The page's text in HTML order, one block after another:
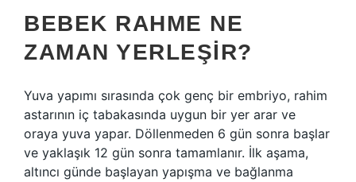
BEBEK RAHME NE
ZAMAN YERLEŞIR?
Yuva yapımı sırasında çok genç bir embriyo, rahim
astarının iç tabakasında uygun bir yer arar ve
oraya yuva yapar. Döllenmeden 6 gün sonra başlar
ve yaklaşık 12 gün sonra tamamlanır. İlk aşama,
altıncı günde başlayan yapışma ve bağlanma